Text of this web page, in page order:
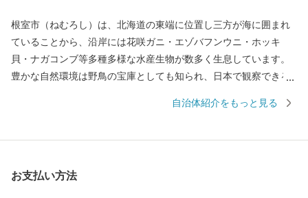
根室市（ねむろし）は、北海道の東端に位置し三方が海に囲まれ
ていることから、沿岸には花咲ガニ・エゾバフンウニ・ホッキ
貝・ナガコンブ等多種多様な水産生物が数多く生息しています。
豊かな自然環境は野鳥の宝庫としても知られ、日本で観察できる
などには毎年全国各地から多くの方がバードウォッチングに訪れ
返還要求運動原点の地」として、これまで長きに渡り北方四島の
自治体紹介をもっと見る
お支払い方法